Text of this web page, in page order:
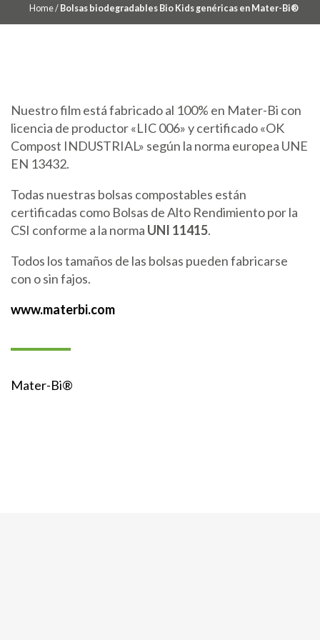
Home/ Bolsas biodegradables Bio Kids genéricas en Mater-Bi®
Nuestro film está fabricado al 100% en Mater-Bi con
licencia de productor «LIC 006» y certificado «OK
Compost INDUSTRIAL» según la norma europea UNE
EN 13432.
Todas nuestras bolsas compostables están
certificadas como Bolsas de Alto Rendimiento por la
CSI conforme a la norma UNI 11415.
Todos los tamaños de las bolsas pueden fabricarse
con o sin fajos.
www.materbi.com
Mater-Bi®